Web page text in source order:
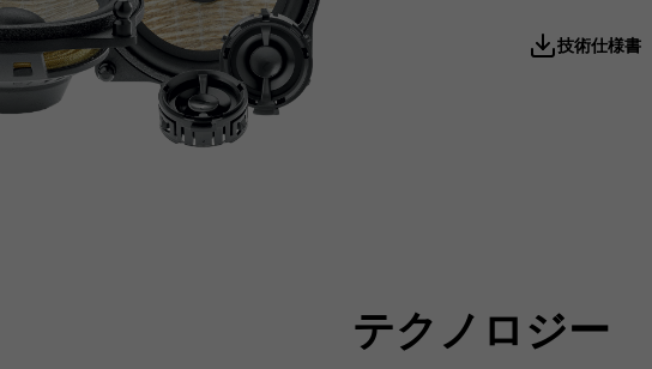
技術仕様書
テクノロジー